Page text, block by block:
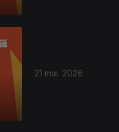
21 mai. 2026